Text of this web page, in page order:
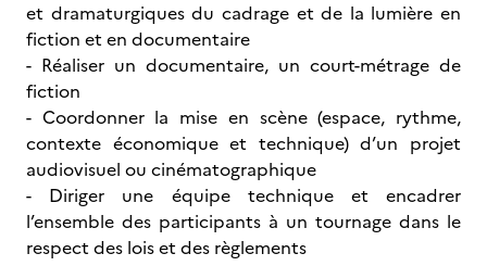
et dramaturgiques du cadrage et de la lumière en
fiction et en documentaire
- Réaliser un documentaire, un court-métrage de
fiction
- Coordonner la mise en scène (espace, rythme,
contexte économique et technique) d’un projet
audiovisuel ou cinématographique
- Diriger une équipe technique et encadrer
l’ensemble des participants à un tournage dans le
respect des lois et des règlements